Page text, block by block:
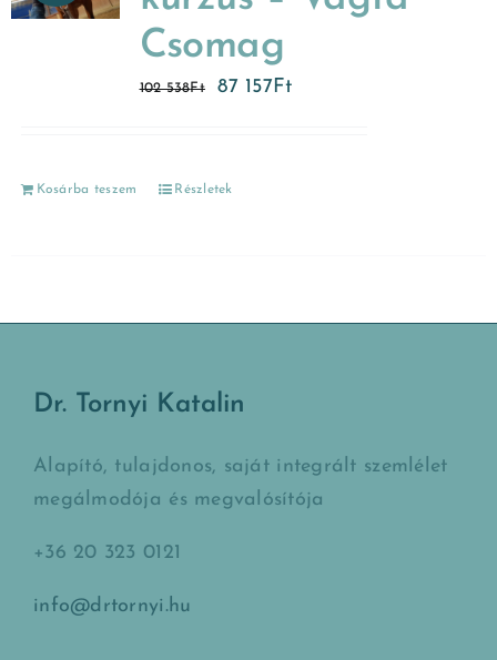
Csomag
102 538Ft 87 157Ft
Kosárba teszem Részletek
Dr. Tornyi Katalin
Alapító, tulajdonos, saját integrált szemlélet
megálmodója és megvalósítója
+36 20 323 0121
info@drtornyi.hu